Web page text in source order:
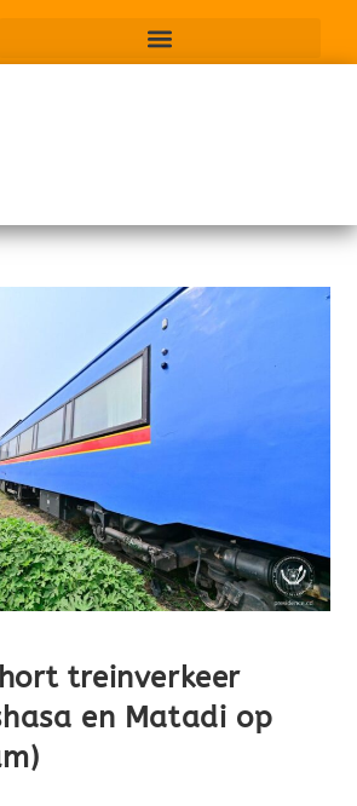
treinverkeer
en Matadi op